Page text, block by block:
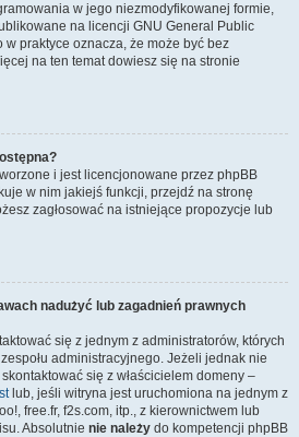
w jego niezmodyfikowanej formie,
na licencji GNU General Public
w praktyce oznacza, że może być bez
na ten temat dowiesz się na stronie
i jest licencjonowane przez phpBB
w nim jakiejś funkcji, przejdź na stronę
zagłosować na istniejące propozycje lub
nadużyć lub zagadnień prawnych
się z jednym z administratorów, których
administracyjnego. Jeżeli jednak nie
się z właścicielem domeny –
lub, jeśli witryna jest uruchomiona na jednym z
free.fr, f2s.com, itp., z kierownictwem lub
Absolutnie nie należy do kompetencji phpBB